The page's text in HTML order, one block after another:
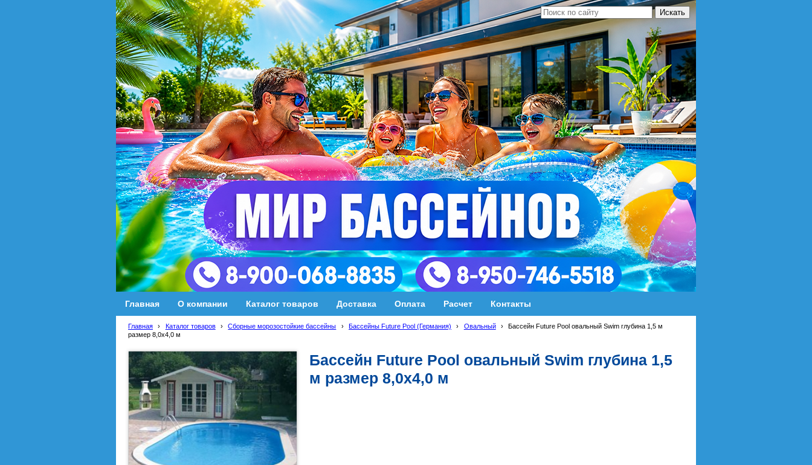
Главная О компании Каталог товаров Доставка Оплата Расчет Контакты
Главная › Каталог товаров › Сборные морозостойкие бассейны › Бассейны Future Pool (Германия) › Овальный ›
Бассейн Future Pool овальный Swim глубина 1,5 м
размер 8,0х4,0 м
Бассейн Future Pool овальный Swim глубина 1,5
м размер 8,0х4,0 м